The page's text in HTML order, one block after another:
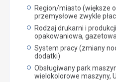
Region/miasto (większe
przemysłowe zwykle
Rodzaj drukarni i
opakowaniowa,
System pracy (zmiany
dodatki)
Obsługiwany park
wielokolorowe maszyny,